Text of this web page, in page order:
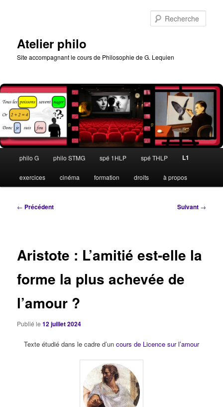
Atelier philo
Site accompagnant le cours de Philosophie de G. Lequien
principal
philo G philo STMG spé 1HLP spé THLP L1
exercices cinéma formation droits à propos
Navigation
← Précédent Suivant →
Aristote : L’amitié est-elle la
forme la plus achevée de
l’amour ?
Publié le12 juillet 2024
Texte étudié dans le cadre d’un cours de Licence sur l’amour